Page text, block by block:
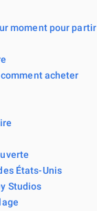
moment pour partir
acheter
États-Unis
Studios